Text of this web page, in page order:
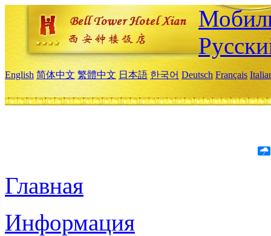
English 简体中文 繁體中文 日本語 한국어 Deutsch Français
Главная
Информация